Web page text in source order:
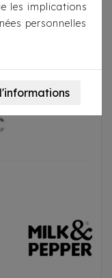
les implications
personnelles